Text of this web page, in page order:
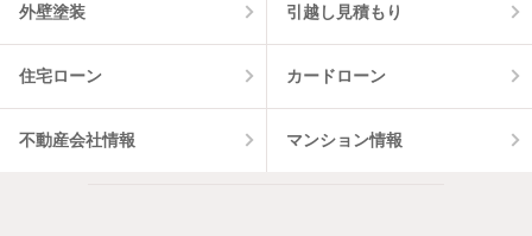
外壁塗装 引越し見積もり
住宅ローン カードローン
不動産会社情報 マンション情報